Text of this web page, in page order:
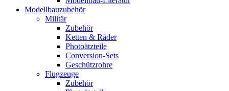
Modellbauzubehör
Militär
Zubehör
Ketten & Räder
Photoätzteile
Conversion-Sets
Geschützrohre
Flugzeuge
Zubehör